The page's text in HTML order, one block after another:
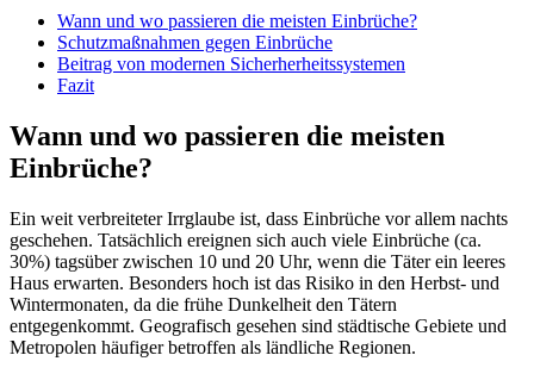
Wann und wo passieren die meisten Einbrüche?
Schutzmaßnahmen gegen Einbrüche
Beitrag von modernen Sicherherheitssystemen
Fazit
Wann und wo passieren die meisten
Einbrüche?
Ein weit verbreiteter Irrglaube ist, dass Einbrüche vor allem nachts
geschehen. Tatsächlich ereignen sich auch viele Einbrüche (ca.
30%) tagsüber zwischen 10 und 20 Uhr, wenn die Täter ein leeres
Haus erwarten. Besonders hoch ist das Risiko in den Herbst- und
Wintermonaten, da die frühe Dunkelheit den Tätern
entgegenkommt. Geografisch gesehen sind städtische Gebiete und
Metropolen häufiger betroffen als ländliche Regionen.